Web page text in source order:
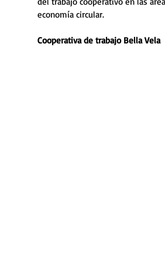
economía circular.
Cooperativa de trabajo Bella Vela